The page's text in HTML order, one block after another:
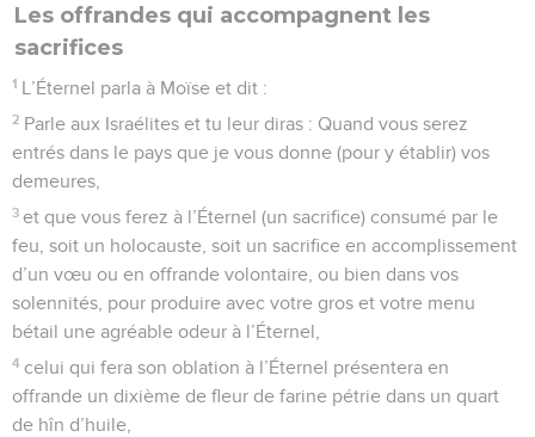
Les offrandes qui accompagnent les
sacrifices
1 L’Éternel parla à Moïse et dit :
2 Parle aux Israélites et tu leur diras : Quand vous serez
entrés dans le pays que je vous donne (pour y établir) vos
demeures,
3 et que vous ferez à l’Éternel (un sacrifice) consumé par le
feu, soit un holocauste, soit un sacrifice en accomplissement
d’un vœu ou en offrande volontaire, ou bien dans vos
solennités, pour produire avec votre gros et votre menu
bétail une agréable odeur à l’Éternel,
4 celui qui fera son oblation à l’Éternel présentera en
offrande un dixième de fleur de farine pétrie dans un quart
de hîn d’huile,